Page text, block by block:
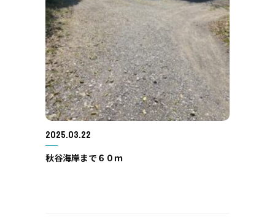
2025.03.22
秋谷海岸まで６０ｍ